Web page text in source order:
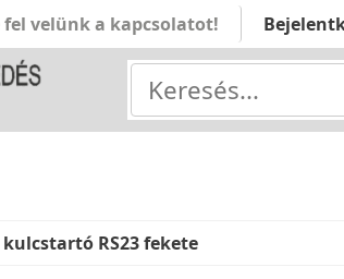
velünk a kapcsolatot!
RS23 fekete